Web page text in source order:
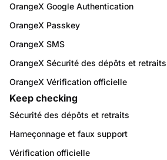
OrangeX Google Authentication
OrangeX Passkey
OrangeX SMS
OrangeX Sécurité des dépôts et retraits
OrangeX Vérification officielle
Keep checking
Sécurité des dépôts et retraits
Hameçonnage et faux support
Vérification officielle